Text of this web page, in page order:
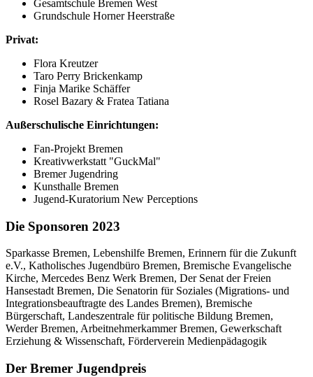
Gesamtschule Bremen West
Grundschule Horner Heerstraße
Privat:
Flora Kreutzer
Taro Perry Brickenkamp
Finja Marike Schäffer
Rosel Bazary & Fratea Tatiana
Außerschulische Einrichtungen:
Fan-Projekt Bremen
Kreativwerkstatt "GuckMal"
Bremer Jugendring
Kunsthalle Bremen
Jugend-Kuratorium New Perceptions
Die Sponsoren 2023
Sparkasse Bremen, Lebenshilfe Bremen, Erinnern für die Zukunft
e.V., Katholisches Jugendbüro Bremen, Bremische Evangelische
Kirche, Mercedes Benz Werk Bremen, Der Senat der Freien
Hansestadt Bremen, Die Senatorin für Soziales (Migrations- und
Integrationsbeauftragte des Landes Bremen), Bremische
Bürgerschaft, Landeszentrale für politische Bildung Bremen,
Werder Bremen, Arbeitnehmerkammer Bremen, Gewerkschaft
Erziehung & Wissenschaft, Förderverein Medienpädagogik
Der Bremer Jugendpreis